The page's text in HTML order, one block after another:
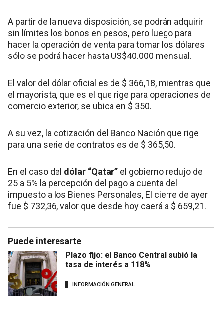
A partir de la nueva disposición, se podrán adquirir
sin límites los bonos en pesos, pero luego para
hacer la operación de venta para tomar los dólares
sólo se podrá hacer hasta US$40.000 mensual.
El valor del dólar oficial es de $ 366,18, mientras que
el mayorista, que es el que rige para operaciones de
comercio exterior, se ubica en $ 350.
A su vez, la cotización del Banco Nación que rige
para una serie de contratos es de $ 365,50.
En el caso del dólar “Qatar” el gobierno redujo de
25 a 5% la percepción del pago a cuenta del
impuesto a los Bienes Personales, El cierre de ayer
fue $ 732,36, valor que desde hoy caerá a $ 659,21.
Puede interesarte
Plazo fijo: el Banco Central subió la
tasa de interés a 118%
INFORMACIÓN GENERAL